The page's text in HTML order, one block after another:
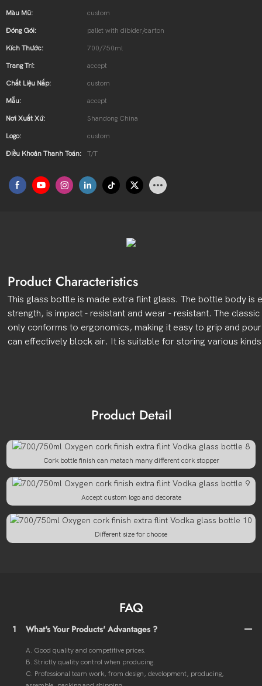
Màu Mũ: custom
Đóng Gói: pallet with dibider/carton
Kích Thước: 700/750ml
Trang Trí: accept
Chất Liệu Nắp: custom
Mẫu: accept
Nơi Xuất Xứ: Shandong China
Logo: custom
Điều Khoản Thanh Toán: T/T
Product Characteristics
This glass bottle is made extra flint glass. The bottle body is
strength, is impact - resistant and wear - resistant. The
only conforms to ergonomics, making it easy to grip and
can effectively block air. It is suitable for storing various
Product Detail
Cork bottle finish can matach many different cork stopper
Accept custom logo and decorate
Different size for choose
FAQ
1 What's Your Products' Advantages ?
A. Good quality and competitive prices.
B. Strictly quality control when producing.
C. Professional team work, from design, development, producing,